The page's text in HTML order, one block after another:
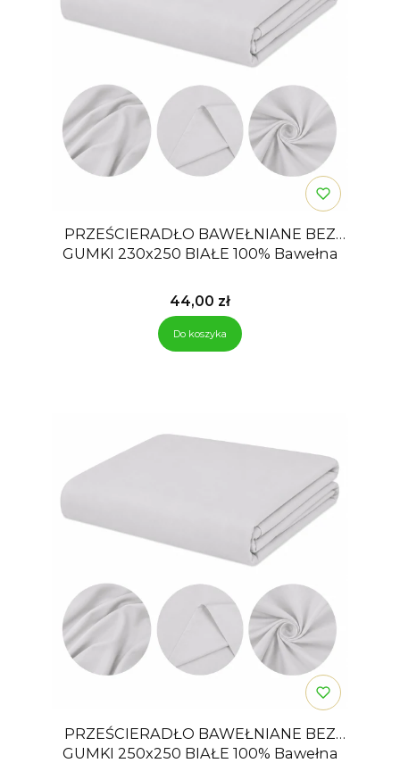
PRZEŚCIERADŁO BAWEŁNIANE BEZ
GUMKI 230x250 BIAŁE 100% Bawełna
Cena
44,00 zł
Do koszyka
PRZEŚCIERADŁO BAWEŁNIANE BEZ
GUMKI 250x250 BIAŁE 100% Bawełna